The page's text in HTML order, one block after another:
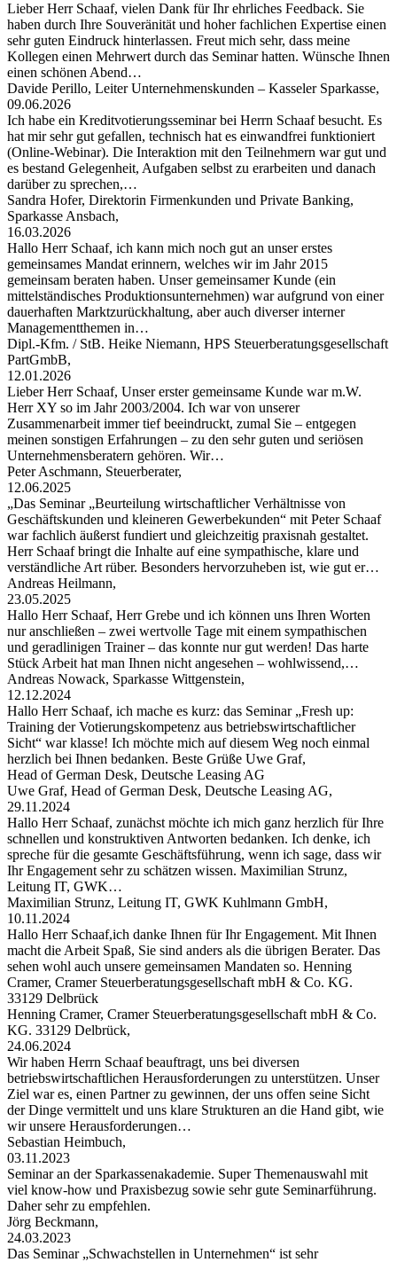
Lieber Herr Schaaf, vielen Dank für Ihr ehrliches Feedback. Sie
haben durch Ihre Souveränität und hoher fachlichen Expertise einen
sehr guten Eindruck hinterlassen. Freut mich sehr, dass meine
Kollegen einen Mehrwert durch das Seminar hatten. Wünsche Ihnen
einen schönen Abend…
Davide Perillo, Leiter Unternehmenskunden – Kasseler Sparkasse,
09.06.2026
Ich habe ein Kreditvotierungsseminar bei Herrn Schaaf besucht. Es
hat mir sehr gut gefallen, technisch hat es einwandfrei funktioniert
(Online-Webinar). Die Interaktion mit den Teilnehmern war gut und
es bestand Gelegenheit, Aufgaben selbst zu erarbeiten und danach
darüber zu sprechen,…
Sandra Hofer, Direktorin Firmenkunden und Private Banking,
Sparkasse Ansbach,
16.03.2026
Hallo Herr Schaaf, ich kann mich noch gut an unser erstes
gemeinsames Mandat erinnern, welches wir im Jahr 2015
gemeinsam beraten haben. Unser gemeinsamer Kunde (ein
mittelständisches Produktionsunternehmen) war aufgrund von einer
dauerhaften Marktzurückhaltung, aber auch diverser interner
Managementthemen in…
Dipl.-Kfm. / StB. Heike Niemann, HPS Steuerberatungsgesellschaft
PartGmbB,
12.01.2026
Lieber Herr Schaaf, Unser erster gemeinsame Kunde war m.W.
Herr XY so im Jahr 2003/2004. Ich war von unserer
Zusammenarbeit immer tief beeindruckt, zumal Sie – entgegen
meinen sonstigen Erfahrungen – zu den sehr guten und seriösen
Unternehmensberatern gehören. Wir…
Peter Aschmann, Steuerberater,
12.06.2025
„Das Seminar „Beurteilung wirtschaftlicher Verhältnisse von
Geschäftskunden und kleineren Gewerbekunden“ mit Peter Schaaf
war fachlich äußerst fundiert und gleichzeitig praxisnah gestaltet.
Herr Schaaf bringt die Inhalte auf eine sympathische, klare und
verständliche Art rüber. Besonders hervorzuheben ist, wie gut er…
Andreas Heilmann,
23.05.2025
Hallo Herr Schaaf, Herr Grebe und ich können uns Ihren Worten
nur anschließen – zwei wertvolle Tage mit einem sympathischen
und geradlinigen Trainer – das konnte nur gut werden! Das harte
Stück Arbeit hat man Ihnen nicht angesehen – wohlwissend,…
Andreas Nowack, Sparkasse Wittgenstein,
12.12.2024
Hallo Herr Schaaf, ich mache es kurz: das Seminar „Fresh up:
Training der Votierungskompetenz aus betriebswirtschaftlicher
Sicht“ war klasse! Ich möchte mich auf diesem Weg noch einmal
herzlich bei Ihnen bedanken. Beste Grüße Uwe Graf,
Head of German Desk, Deutsche Leasing AG
Uwe Graf, Head of German Desk, Deutsche Leasing AG,
29.11.2024
Hallo Herr Schaaf, zunächst möchte ich mich ganz herzlich für Ihre
schnellen und konstruktiven Antworten bedanken. Ich denke, ich
spreche für die gesamte Geschäftsführung, wenn ich sage, dass wir
Ihr Engagement sehr zu schätzen wissen. Maximilian Strunz,
Leitung IT, GWK…
Maximilian Strunz, Leitung IT, GWK Kuhlmann GmbH,
10.11.2024
Hallo Herr Schaaf,ich danke Ihnen für Ihr Engagement. Mit Ihnen
macht die Arbeit Spaß, Sie sind anders als die übrigen Berater. Das
sehen wohl auch unsere gemeinsamen Mandaten so. Henning
Cramer, Cramer Steuerberatungsgesellschaft mbH & Co. KG.
33129 Delbrück
Henning Cramer, Cramer Steuerberatungsgesellschaft mbH & Co.
KG. 33129 Delbrück,
24.06.2024
Wir haben Herrn Schaaf beauftragt, uns bei diversen
betriebswirtschaftlichen Herausforderungen zu unterstützen. Unser
Ziel war es, einen Partner zu gewinnen, der uns offen seine Sicht
der Dinge vermittelt und uns klare Strukturen an die Hand gibt, wie
wir unsere Herausforderungen…
Sebastian Heimbuch,
03.11.2023
Seminar an der Sparkassenakademie. Super Themenauswahl mit
viel know-how und Praxisbezug sowie sehr gute Seminarführung.
Daher sehr zu empfehlen.
Jörg Beckmann,
24.03.2023
Das Seminar „Schwachstellen in Unternehmen“ ist sehr